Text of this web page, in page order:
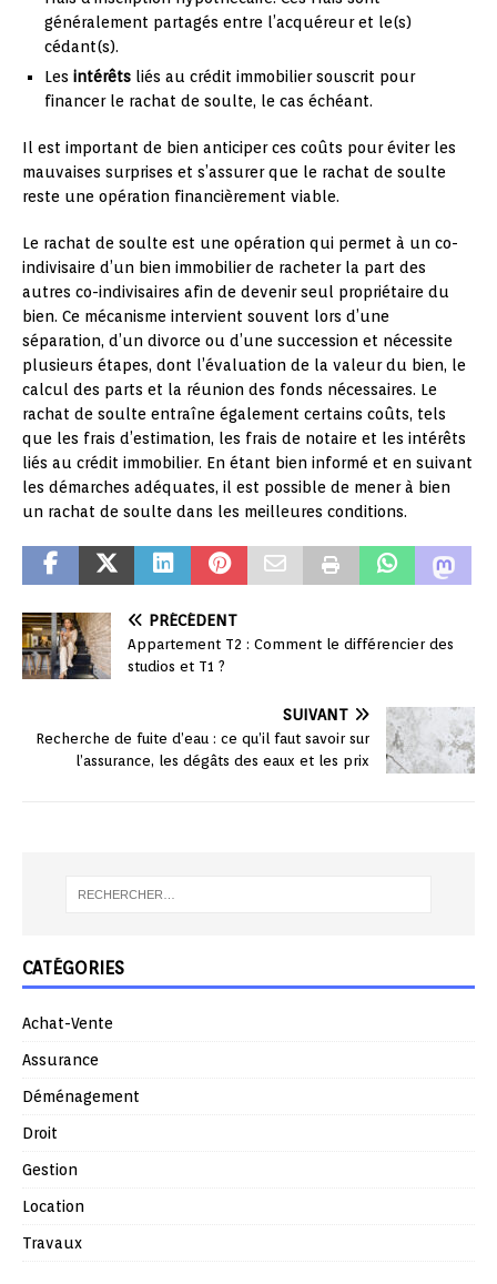
généralement partagés entre l’acquéreur et le(s)
cédant(s).
Les intérêts liés au crédit immobilier souscrit pour
financer le rachat de soulte, le cas échéant.
Il est important de bien anticiper ces coûts pour éviter les
mauvaises surprises et s’assurer que le rachat de soulte
reste une opération financièrement viable.
Le rachat de soulte est une opération qui permet à un co-
indivisaire d’un bien immobilier de racheter la part des
autres co-indivisaires afin de devenir seul propriétaire du
bien. Ce mécanisme intervient souvent lors d’une
séparation, d’un divorce ou d’une succession et nécessite
plusieurs étapes, dont l’évaluation de la valeur du bien, le
calcul des parts et la réunion des fonds nécessaires. Le
rachat de soulte entraîne également certains coûts, tels
que les frais d’estimation, les frais de notaire et les intérêts
liés au crédit immobilier. En étant bien informé et en suivant
les démarches adéquates, il est possible de mener à bien
un rachat de soulte dans les meilleures conditions.
PRÉCÉDENT
Appartement T2 : Comment le différencier des
studios et T1 ?
SUIVANT
Recherche de fuite d’eau : ce qu’il faut savoir sur
l’assurance, les dégâts des eaux et les prix
CATÉGORIES
Achat-Vente
Assurance
Déménagement
Droit
Gestion
Location
Travaux